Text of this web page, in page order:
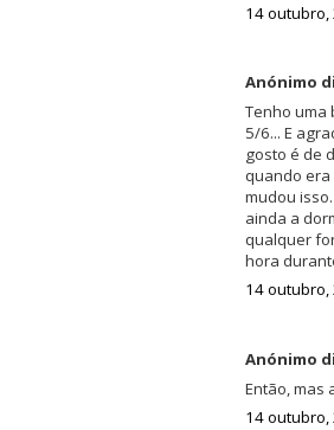
14 outubro,
Anónimo
Tenho uma
5/6... E
gosto é de
quando era
mudou
ainda a
qualquer
hora
14 outubro,
Anónimo
Então, mas
14 outubro,